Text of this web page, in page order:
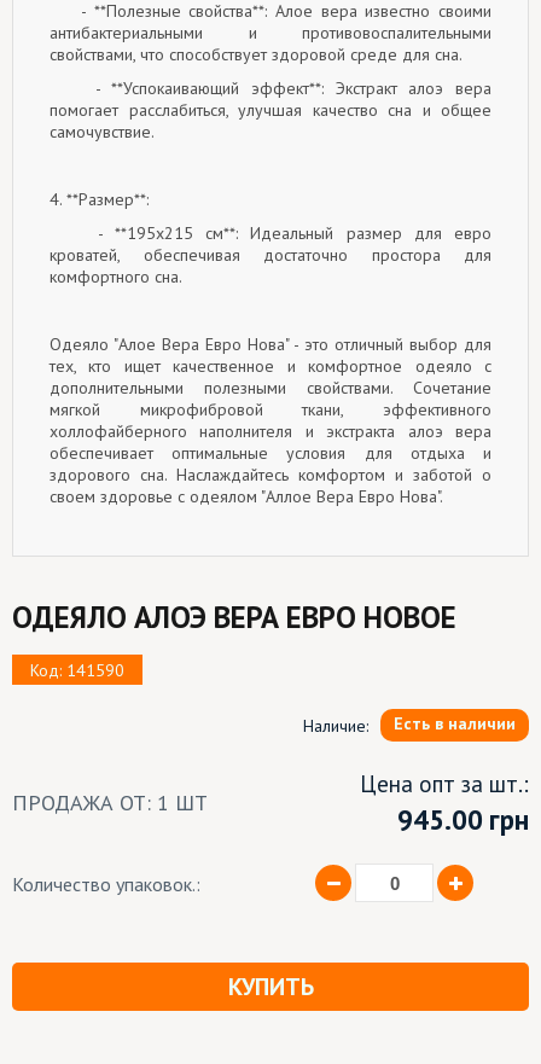
- **Полезные свойства**: Алое вера известно своими
антибактериальными и противовоспалительными
свойствами, что способствует здоровой среде для сна.
- **Успокаивающий эффект**: Экстракт алоэ вера
помогает расслабиться, улучшая качество сна и общее
самочувствие.
4. **Размер**:
- **195x215 см**: Идеальный размер для евро
кроватей, обеспечивая достаточно простора для
комфортного сна.
Одеяло "Алое Вера Евро Нова" - это отличный выбор для
тех, кто ищет качественное и комфортное одеяло с
дополнительными полезными свойствами. Сочетание
мягкой микрофибровой ткани, эффективного
холлофайберного наполнителя и экстракта алоэ вера
обеспечивает оптимальные условия для отдыха и
здорового сна. Наслаждайтесь комфортом и заботой о
своем здоровье с одеялом "Аллое Вера Евро Нова".
ОДЕЯЛО АЛОЭ ВЕРА ЕВРО НОВОЕ
Код: 141590
Наличие: Есть в наличии
ПРОДАЖА ОТ: 1 ШТ
Цена опт за шт.:
945.00 грн
Количество упаковок.:
КУПИТЬ